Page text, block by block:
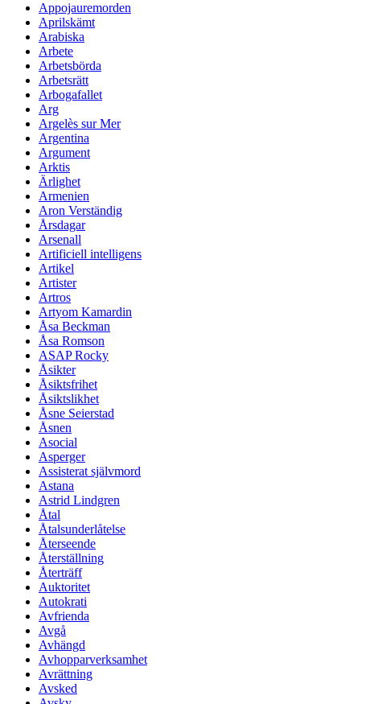
Appojauremorden
Aprilskämt
Arabiska
Arbete
Arbetsbörda
Arbetsrätt
Arbogafallet
Arg
Argelès sur Mer
Argentina
Argument
Arktis
Ärlighet
Armenien
Aron Verständig
Årsdagar
Arsenall
Artificiell intelligens
Artikel
Artister
Artros
Artyom Kamardin
Åsa Beckman
Åsa Romson
ASAP Rocky
Åsikter
Åsiktsfrihet
Åsiktslikhet
Åsne Seierstad
Åsnen
Asocial
Asperger
Assisterat självmord
Astana
Astrid Lindgren
Åtal
Åtalsunderlåtelse
Återseende
Återställning
Återträff
Auktoritet
Autokrati
Avfrienda
Avgå
Avhängd
Avhopparverksamhet
Avrättning
Avsked